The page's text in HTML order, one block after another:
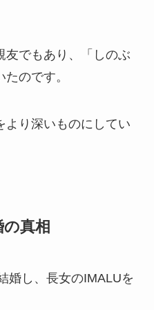
友でもあり、「しのぶ
のです。
より深いものにしてい
真相
婚し、長女のIMALUを